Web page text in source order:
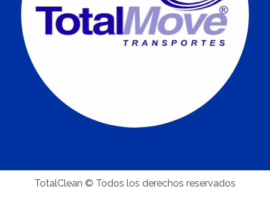
TotalClean © Todos los derechos reservados